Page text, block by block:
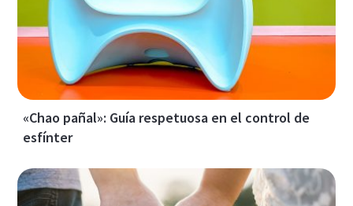
«Chao pañal»: Guía respetuosa en el control de
esfínter